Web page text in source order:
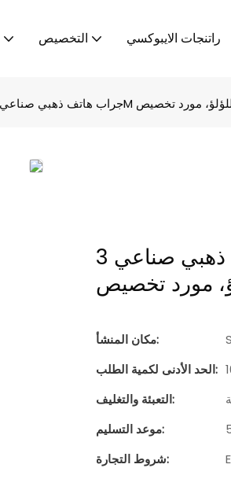
التخصيص راتنجات الايبوكسي
جراب هاتف ذهبي صناعي 3M مضاد للصدمات من
مكان المنشأ:
الحد الأدنى لكمية الطلب:
التعبئة والتغليف:
موعد التسليم:
شروط التجارة: